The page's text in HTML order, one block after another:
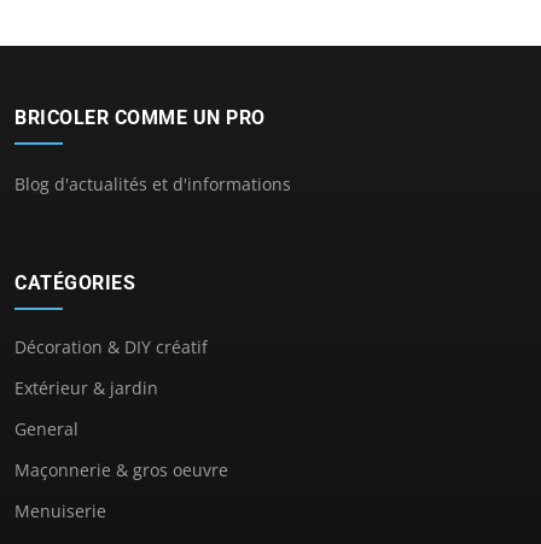
BRICOLER COMME UN PRO
Blog d'actualités et d'informations
CATÉGORIES
Décoration & DIY créatif
Extérieur & jardin
General
Maçonnerie & gros oeuvre
Menuiserie